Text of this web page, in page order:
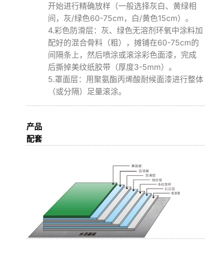
开始进⾏精确放样（⼀般选择灰⽩、⻩绿相
间，灰/绿⾊60-75cm，⽩/⻩⾊15cm）。
4.彩⾊防滑层：灰、绿⾊⽆溶剂环氧中涂料加
配好的混合⻣料（粗），摊铺在60-75cm的
间隔条上，然后喷涂或滚涂彩⾊⾯漆，完成
后撕掉美纹纸胶带（厚度3-5mm）。
5.罩⾯层：⽤聚氨酯丙烯酸耐候⾯漆进⾏整体
（或分隔）⾜量滚涂。
产品
配套